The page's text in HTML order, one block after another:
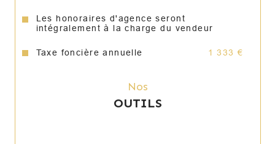
Les honoraires d'agence seront
intégralement à la charge du vendeur
Taxe foncière annuelle 1 333 €
Nos
OUTILS